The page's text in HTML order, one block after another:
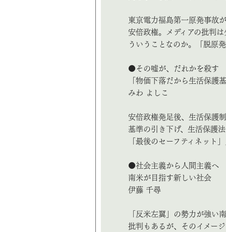
東京電力福島第一原発事故
安倍政権。メディアの批判
ういうことなのか。「脱原
●その嘘が、だれかを殺す
「物価下落だから生活保護
みわ よしこ
安倍政権発足後、生活保護
基準の引き下げ、生活保護
「最後のセーフティネット
●社会主義から人間主義へ
南米が目指す新しい社会
伊藤 千尋
「反米左翼」の勢力が強い
批判もあるが、そのイメー